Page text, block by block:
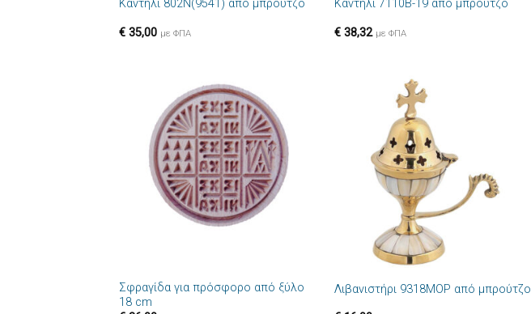
Καντήλι 802N(9541) από μπρούτζο
€35,00 με ΦΠΑ
Καντήλι 7110B-19 από μπρούτζο
€ 38,32 με ΦΠΑ
Πρόσθήκη
στην λίστα
επιθυμιών
Σφραγίδα για πρόσφορο από ξύλο
18 cm
Λιβανιστήρι 9318MOP από μπρούτζο